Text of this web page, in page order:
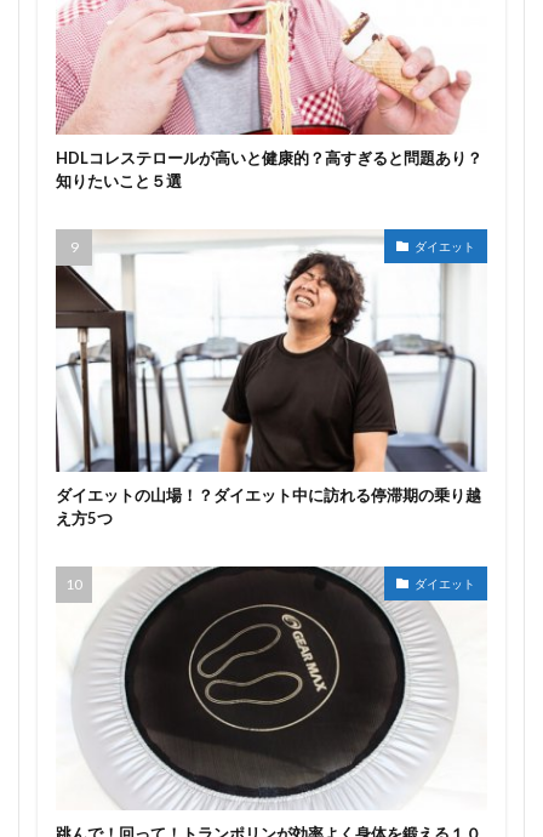
HDLコレステロールが高いと健康的？高すぎると問題あり？
知りたいこと５選
ダイエット
ダイエットの山場！？ダイエット中に訪れる停滞期の乗り越
え方5つ
ダイエット
跳んで！回って！トランポリンが効率よく身体を鍛える１０